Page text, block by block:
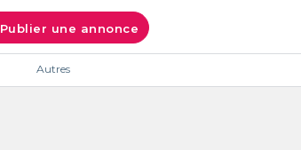
Publier une annonce
Autres